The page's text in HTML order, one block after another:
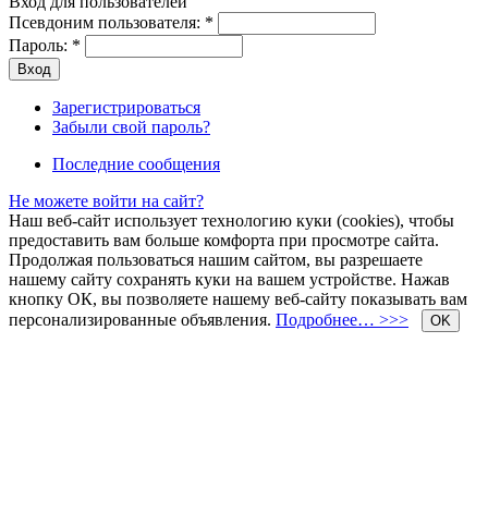
Псевдоним пользователя: *
Пароль: *
Зарегистрироваться
Забыли свой пароль?
Последние сообщения
Не можете войти на сайт?
Наш веб-сайт использует технологию куки (cookies), чтобы
предоставить вам больше комфорта при просмотре сайта.
Продолжая пользоваться нашим сайтом, вы разрешаете
нашему сайту сохранять куки на вашем устройстве. Нажав
кнопку ОК, вы позволяете нашему веб-сайту показывать вам
персонализированные объявления. Подробнее… >>> OK